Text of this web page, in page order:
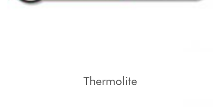
Thermolite